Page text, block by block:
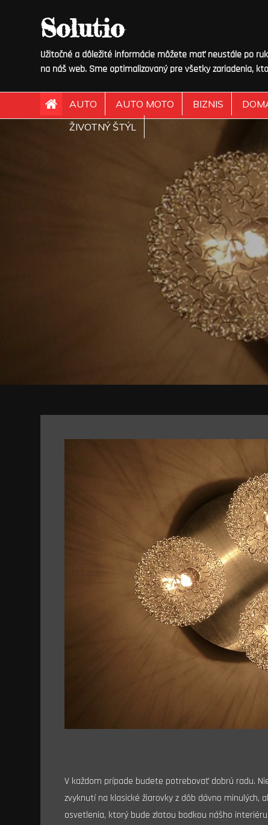
Solutio
Užitočné a dôležité informácie môžete mať neustále po
na náš web. Sme optimalizovaný pre všetky zariadenia,
AUTO AUTO MOTO BIZNIS
ŽIVOTNÝ ŠTÝL
V každom prípade budete potrebovať dobrú radu.
zvyknutí na klasické žiarovky z dôb dávno
osvetlenia, ktorý bude zlatou bodkou nášho